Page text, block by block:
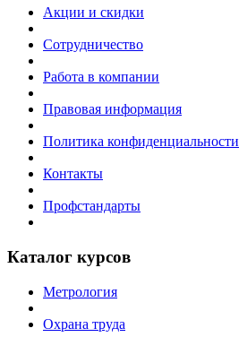
Акции и скидки
Сотрудничество
Работа в компании
Правовая информация
Политика конфиденциальности
Контакты
Профстандарты
Каталог курсов
Метрология
Охрана труда